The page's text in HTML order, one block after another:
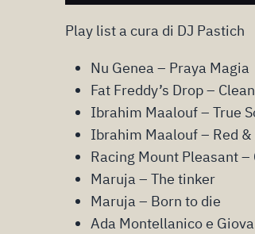
Play list a cura di DJ Pastich
Nu Genea – Praya Magia
Fat Freddy’s Drop –
Ibrahim Maalouf – True
Ibrahim Maalouf – Red
Racing Mount Pleasant –
Maruja – The tinker
Maruja – Born to die
Ada Montellanico e